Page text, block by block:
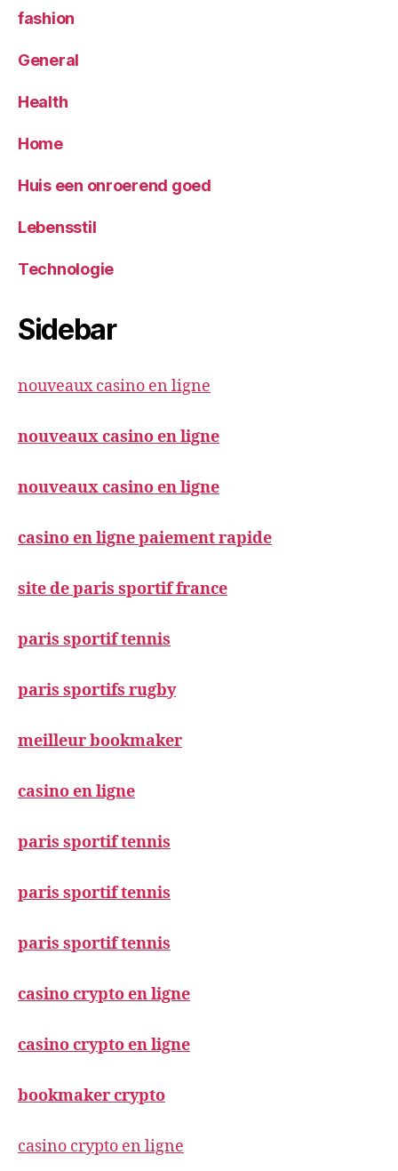
fashion
General
Health
Home
Huis een onroerend goed
Lebensstil
Technologie
Sidebar
nouveaux casino en ligne
nouveaux casino en ligne
nouveaux casino en ligne
casino en ligne paiement rapide
site de paris sportif france
paris sportif tennis
paris sportifs rugby
meilleur bookmaker
casino en ligne
paris sportif tennis
paris sportif tennis
paris sportif tennis
casino crypto en ligne
casino crypto en ligne
bookmaker crypto
casino crypto en ligne